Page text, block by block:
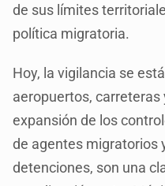
de sus límites
política migratoria.
Hoy, la vigilancia se
aeropuertos,
expansión de los
de agentes migratorios
detenciones, son una